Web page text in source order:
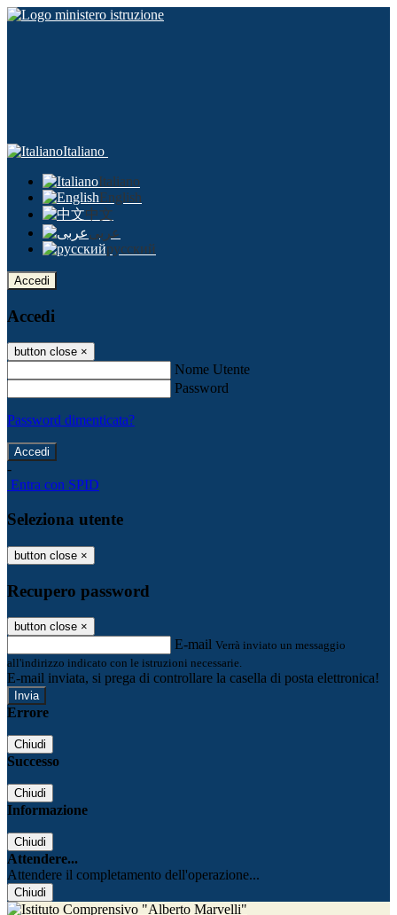
Italiano
Italiano
English
中文
عربى
русский
Accedi
Accedi
button close ×
Nome Utente
Password
Password dimenticata?
-
Entra con SPID
Seleziona utente
button close ×
Recupero password
button close ×
E-mail Verrà inviato un messaggio
all'indirizzo indicato con le istruzioni necessarie.
E-mail inviata, si prega di controllare la casella di posta elettronica!
Errore
Chiudi
Successo
Chiudi
Informazione
Chiudi
Attendere...
Attendere il completamento dell'operazione...
Chiudi